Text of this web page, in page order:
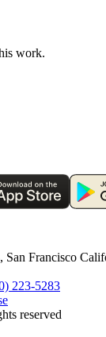
work.
Francisco
223-5283
reserved